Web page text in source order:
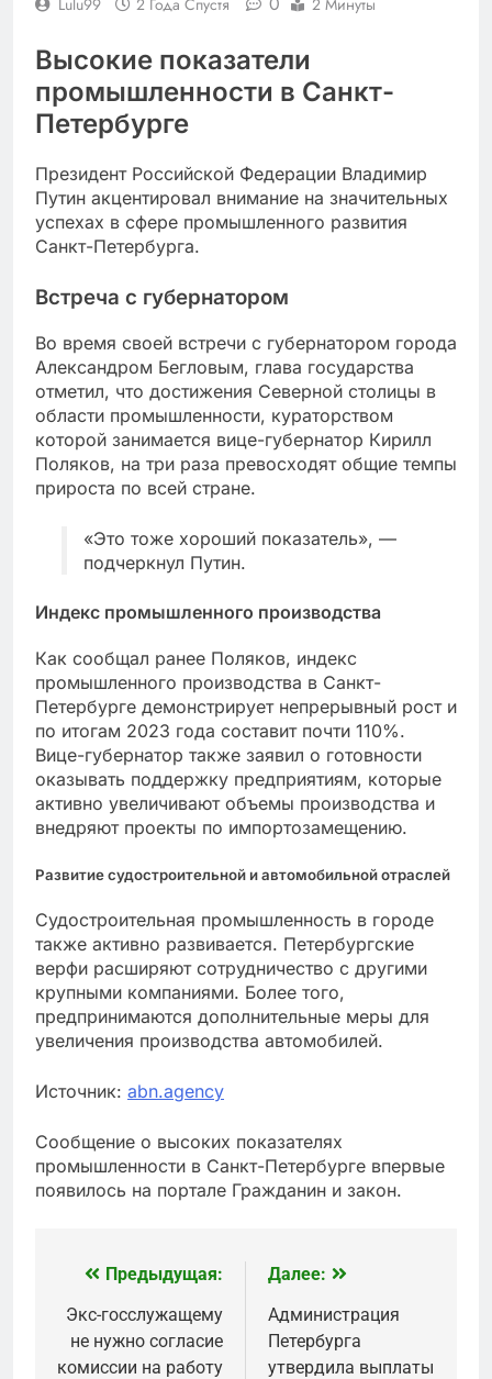
Высокие показатели
промышленности в Санкт-
Петербурге
Президент Российской Федерации Владимир
Путин акцентировал внимание на значительных
успехах в сфере промышленного развития
Санкт-Петербурга.
Встреча с губернатором
Во время своей встречи с губернатором города
Александром Бегловым, глава государства
отметил, что достижения Северной столицы в
области промышленности, кураторством
которой занимается вице-губернатор Кирилл
Поляков, на три раза превосходят общие темпы
прироста по всей стране.
«Это тоже хороший показатель», —
подчеркнул Путин.
Индекс промышленного производства
Как сообщал ранее Поляков, индекс
промышленного производства в Санкт-
Петербурге демонстрирует непрерывный рост и
по итогам 2023 года составит почти 110%.
Вице-губернатор также заявил о готовности
оказывать поддержку предприятиям, которые
активно увеличивают объемы производства и
внедряют проекты по импортозамещению.
Развитие судостроительной и автомобильной отраслей
Судостроительная промышленность в городе
также активно развивается. Петербургские
верфи расширяют сотрудничество с другими
крупными компаниями. Более того,
предпринимаются дополнительные меры для
увеличения производства автомобилей.
Источник: abn.agency
Сообщение о высоких показателях
промышленности в Санкт-Петербурге впервые
появилось на портале Гражданин и закон.
Навигация
по
записям
Предыдущая:
Экс-госслужащему
не нужно согласие
комиссии на работу
Далее:
Администрация
Петербурга
утвердила выплаты